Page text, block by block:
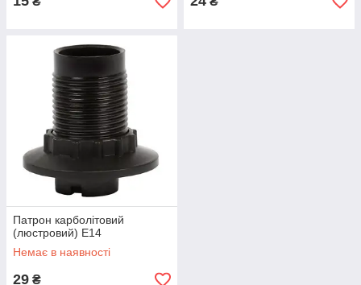
Патрон карболітовий
(люстровий) Е14
Немає в наявності
29 ₴